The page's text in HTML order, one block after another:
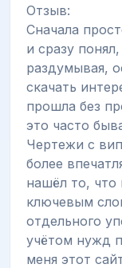
Отзыв:
Сначала
и сразу
раздумывая,
скачать
прошла без
это часто
Чертежи с
более
нашёл то, что
ключевым
отдельного
учётом нужд
меня этот